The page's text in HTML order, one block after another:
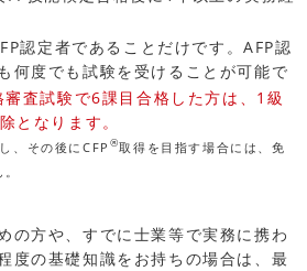
認定者であることだけです。AFP認
何度でも試験を受けることが可能で
審査試験で6課目合格した方は、1級
となります。
、その後にCFP ®取得を目指す場合には、免
の方や、すでに士業等で実務に携わ
度の基礎知識をお持ちの場合は、最